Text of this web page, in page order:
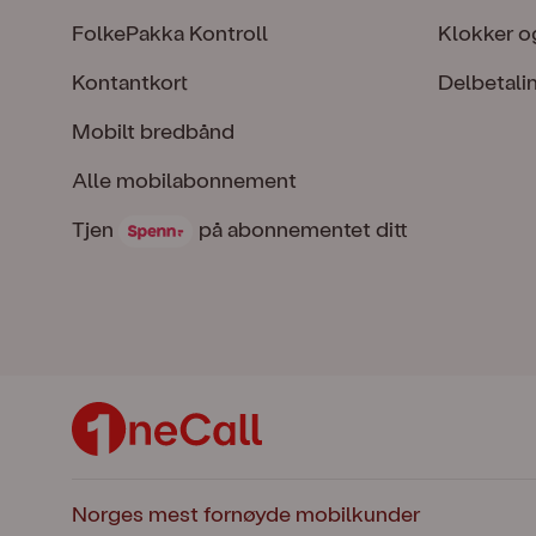
FolkePakka Kontroll
Kontantkort
Mobilt bredbånd
Alle mobilabonnement
Tjen Spenn på abonnementet ditt
Tjen på abonnementet ditt
Klokker
Norges mest fornøyde mobilkunder